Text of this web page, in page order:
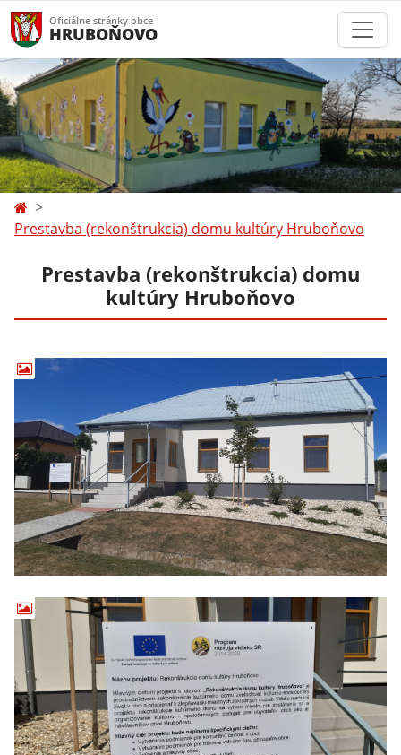
Oficiálne stránky obce
HRUBOŇOVO
Prestavba (rekonštrukcia) domu kultúry Hruboňovo
Prestavba (rekonštrukcia) domu
kultúry Hruboňovo